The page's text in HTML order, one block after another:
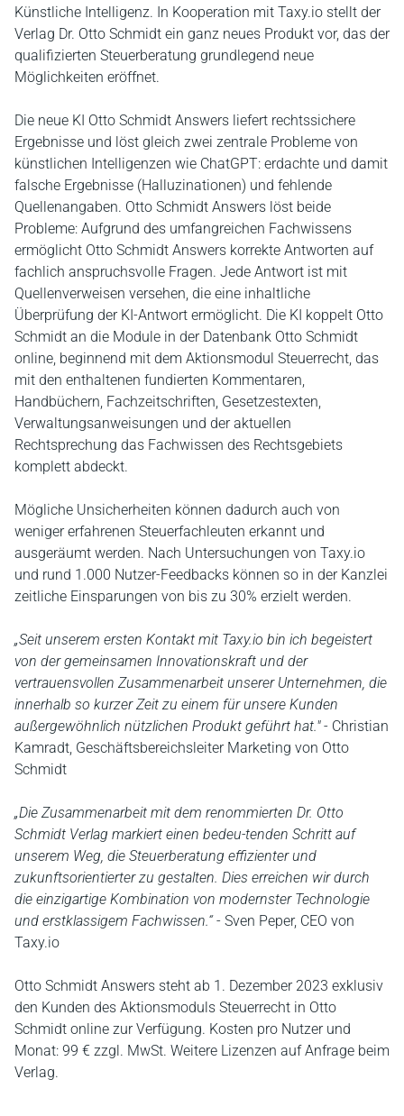
Künstliche Intelligenz. In Kooperation mit Taxy.io stellt der
Verlag Dr. Otto Schmidt ein ganz neues Produkt vor, das der
qualifizierten Steuerberatung grundlegend neue
Möglichkeiten eröffnet.
Die neue KI Otto Schmidt Answers liefert rechtssichere
Ergebnisse und löst gleich zwei zentrale Probleme von
künstlichen Intelligenzen wie ChatGPT: erdachte und damit
falsche Ergebnisse (Halluzinationen) und fehlende
Quellenangaben. Otto Schmidt Answers löst beide
Probleme: Aufgrund des umfangreichen Fachwissens
ermöglicht Otto Schmidt Answers korrekte Antworten auf
fachlich anspruchsvolle Fragen. Jede Antwort ist mit
Quellenverweisen versehen, die eine inhaltliche
Überprüfung der KI-Antwort ermöglicht. Die KI koppelt Otto
Schmidt an die Module in der Datenbank Otto Schmidt
online, beginnend mit dem Aktionsmodul Steuerrecht, das
mit den enthaltenen fundierten Kommentaren,
Handbüchern, Fachzeitschriften, Gesetzestexten,
Verwaltungsanweisungen und der aktuellen
Rechtsprechung das Fachwissen des Rechtsgebiets
komplett abdeckt.
Mögliche Unsicherheiten können dadurch auch von
weniger erfahrenen Steuerfachleuten erkannt und
ausgeräumt werden. Nach Untersuchungen von Taxy.io
und rund 1.000 Nutzer-Feedbacks können so in der Kanzlei
zeitliche Einsparungen von bis zu 30% erzielt werden.
„Seit unserem ersten Kontakt mit Taxy.io bin ich begeistert
von der gemeinsamen Innovationskraft und der
vertrauensvollen Zusammenarbeit unserer Unternehmen, die
innerhalb so kurzer Zeit zu einem für unsere Kunden
außergewöhnlich nützlichen Produkt geführt hat."- Christian
Kamradt, Geschäftsbereichsleiter Marketing von Otto
Schmidt
„Die Zusammenarbeit mit dem renommierten Dr. Otto
Schmidt Verlag markiert einen bedeu-tenden Schritt auf
unserem Weg, die Steuerberatung effizienter und
zukunftsorientierter zu gestalten. Dies erreichen wir durch
die einzigartige Kombination von modernster Technologie
und erstklassigem Fachwissen.“- Sven Peper, CEO von
Taxy.io
Otto Schmidt Answers steht ab 1. Dezember 2023 exklusiv
den Kunden des Aktionsmoduls Steuerrecht in Otto
Schmidt online zur Verfügung. Kosten pro Nutzer und
Monat: 99 € zzgl. MwSt. Weitere Lizenzen auf Anfrage beim
Verlag.